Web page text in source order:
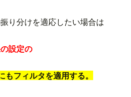
り分けを適応したい場合は
設定の
フィルタを適用する。